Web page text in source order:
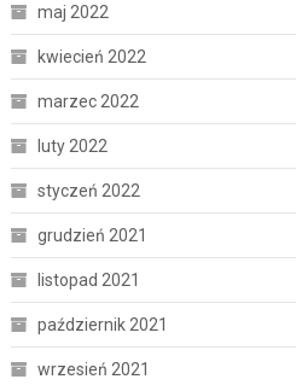
maj 2022
kwiecień 2022
marzec 2022
luty 2022
styczeń 2022
grudzień 2021
listopad 2021
październik 2021
wrzesień 2021